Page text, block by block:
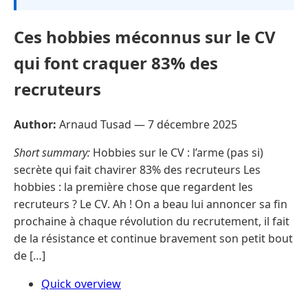
Ces hobbies méconnus sur le CV
qui font craquer 83% des
recruteurs
Author: Arnaud Tusad —7 décembre 2025
Short summary: Hobbies sur le CV : l’arme (pas si)
secrète qui fait chavirer 83% des recruteurs Les
hobbies : la première chose que regardent les
recruteurs ? Le CV. Ah ! On a beau lui annoncer sa fin
prochaine à chaque révolution du recrutement, il fait
de la résistance et continue bravement son petit bout
de […]
Quick overview